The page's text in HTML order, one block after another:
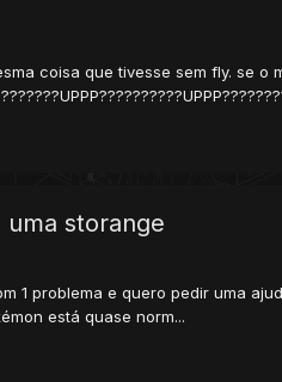
coisa que tivesse sem fly. se o
uma storange
problema e quero pedir uma
está quase norm...